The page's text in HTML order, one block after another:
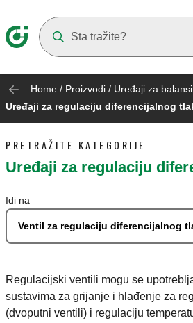
Home / Proizvodi / Uređaji za
Uređaji za regulaciju diferencijalnog
PRETRAŽITE KATEGORIJE
Uređaji za regulaciju
Idi na
Ventil za regulaciju diferencijalnog
Regulacijski ventili mogu se
sustavima za grijanje i hlađenje za
(dvoputni ventili) i regulaciju